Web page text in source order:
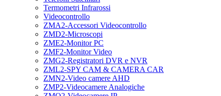
Termometri Infrarossi
Videocontrollo
ZMA2-Accessori Videocontrollo
ZMD2-Microscopi
ZME2-Monitor PC
ZMF2-Monitor Video
ZMG2-Registratori DVR e NVR
ZML2-SPY CAM & CAMERA CAR
ZMN2-Video camere AHD
ZMP2-Videocamere Analogiche